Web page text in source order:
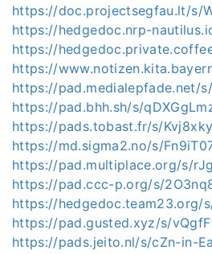
https://doc.projectsegfau.lt/s/
https://hedgedoc.nrp-
https://
https://
https://pad.medialepfade.net/
https://pad.bhh.sh/s/
https://pads.tobast.fr/s/
https://md.sigma2.no/s/
https://pad.multiplace.org/s/
https://pad.ccc-p.org/s/
https://hedgedoc.team23.org/
https://pad.gusted.xyz/s/
https://pads.jeito.nl/s/cZn-in-